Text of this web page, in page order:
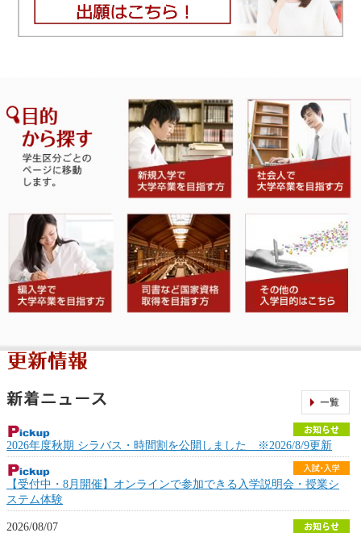
2026年度秋期 シラバス・時間割を公開しました ※2026/8/9更新
【受付中・8月開催】オンラインで参加できる入学説明会・授業シ
ステム体験
2026/08/07